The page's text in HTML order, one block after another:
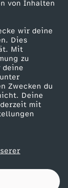
von Inhalten
wir deine
Dies
Mit
zu
Zwecken du
Deine
mit